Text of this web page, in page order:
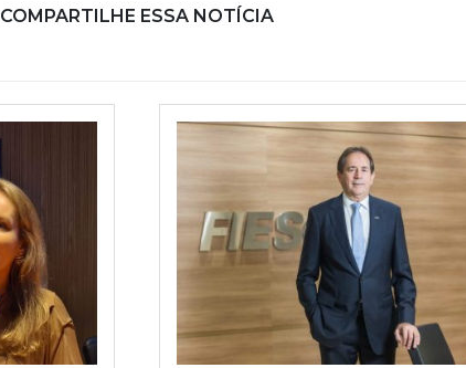
COMPARTILHE ESSA NOTÍCIA